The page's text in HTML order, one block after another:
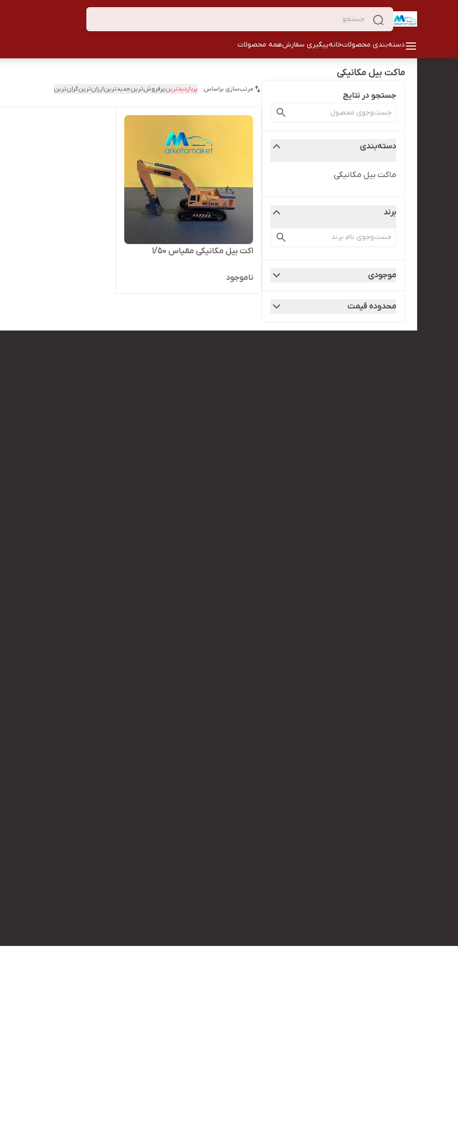
دسته‌بندی محصولاتخانهپیگیری سفارشهمه محصولات
ماکت بیل مکانیکی
جستجو در نتایج
دسته‌بندی
ماکت بیل مکانیکی
برند
موجودی
محدوده قیمت
مرتب‌سازی براساس: پربازدیدترینپرفروش‌ترینجدیدترینارزان‌ترینگران‌ترین
اکت بیل مکانیکی مقیاس ۱/۵۰
ناموجود